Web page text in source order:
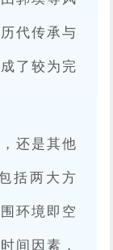
代传承与
了较为完
还是其他
括两大方
环境即空
间因素，